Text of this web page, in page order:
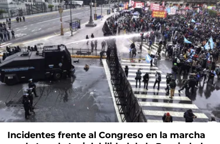
Incidentes frente al Congreso en la marcha